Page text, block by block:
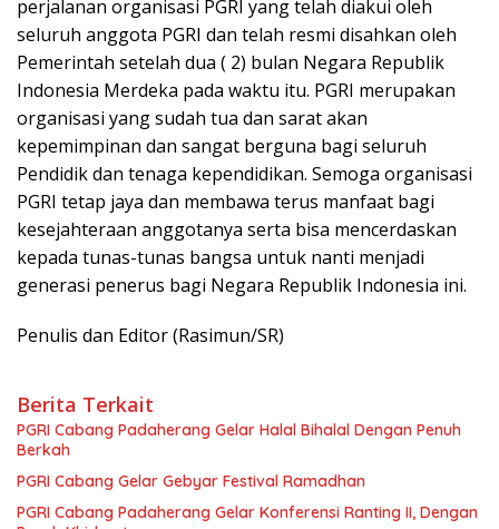
perjalanan organisasi PGRI yang telah diakui oleh
seluruh anggota PGRI dan telah resmi disahkan oleh
Pemerintah setelah dua ( 2) bulan Negara Republik
Indonesia Merdeka pada waktu itu. PGRI merupakan
organisasi yang sudah tua dan sarat akan
kepemimpinan dan sangat berguna bagi seluruh
Pendidik dan tenaga kependidikan. Semoga organisasi
PGRI tetap jaya dan membawa terus manfaat bagi
kesejahteraan anggotanya serta bisa mencerdaskan
kepada tunas-tunas bangsa untuk nanti menjadi
generasi penerus bagi Negara Republik Indonesia ini.
Penulis dan Editor (Rasimun/SR)
Berita Terkait
PGRI Cabang Padaherang Gelar Halal Bihalal Dengan Penuh
Berkah
PGRI Cabang Gelar Gebyar Festival Ramadhan
PGRI Cabang Padaherang Gelar Konferensi Ranting II, Dengan